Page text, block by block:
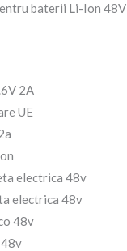
baterii Li-Ion 48V
2A
UE
electrica 48v
electrica 48v
48v